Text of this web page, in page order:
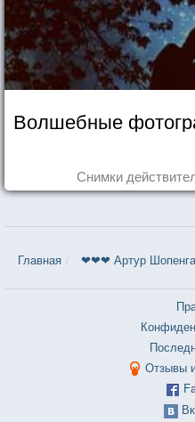
Волшебные
Снимки
Главная ❤❤❤ Артур
Отзывы